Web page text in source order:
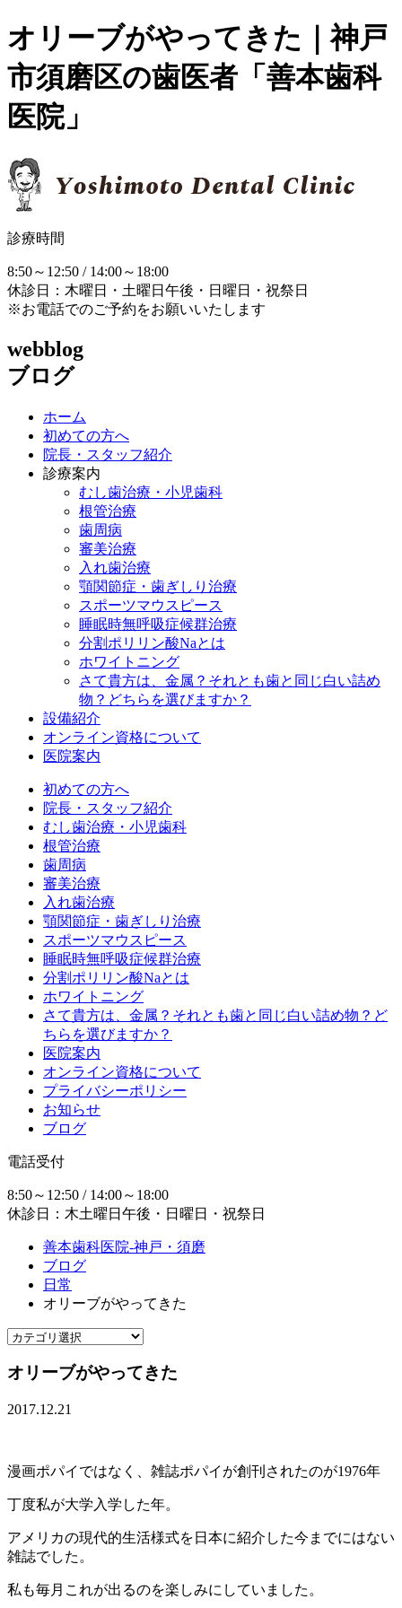
オリーブがやってきた｜神戸
市須磨区の歯医者「善本歯科
医院」
診療時間
8:50～12:50 / 14:00～18:00
休診日：木曜日・土曜日午後・日曜日・祝祭日
※お電話でのご予約をお願いいたします
webblog
ブログ
ホーム
初めての方へ
院長・スタッフ紹介
診療案内
むし歯治療・小児歯科
根管治療
歯周病
審美治療
入れ歯治療
顎関節症・歯ぎしり治療
スポーツマウスピース
睡眠時無呼吸症候群治療
分割ポリリン酸Naとは
ホワイトニング
さて貴方は、金属？それとも歯と同じ白い詰め
物？どちらを選びますか？
設備紹介
オンライン資格について
医院案内
初めての方へ
院長・スタッフ紹介
むし歯治療・小児歯科
根管治療
歯周病
審美治療
入れ歯治療
顎関節症・歯ぎしり治療
スポーツマウスピース
睡眠時無呼吸症候群治療
分割ポリリン酸Naとは
ホワイトニング
さて貴方は、金属？それとも歯と同じ白い詰め物？ど
ちらを選びますか？
医院案内
オンライン資格について
プライバシーポリシー
お知らせ
ブログ
電話受付
8:50～12:50 / 14:00～18:00
休診日：木土曜日午後・日曜日・祝祭日
善本歯科医院-神戸・須磨
ブログ
日常
オリーブがやってきた
オリーブがやってきた
2017.12.21
漫画ポパイではなく、雑誌ポパイが創刊されたのが1976年
丁度私が大学入学した年。
アメリカの現代的生活様式を日本に紹介した今までにはない
雑誌でした。
私も毎月これが出るのを楽しみにしていました。